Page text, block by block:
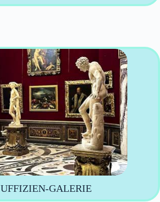
UFFIZIEN-GALERIE